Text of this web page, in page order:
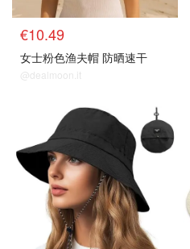
€10.49
女士粉色渔夫帽 防晒速干
@dealmoon.it